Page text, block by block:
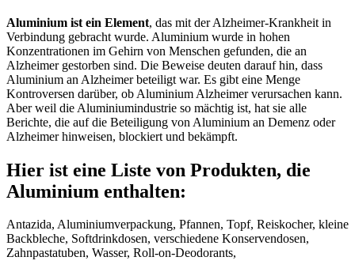
Aluminium ist ein Element, das mit der Alzheimer-Krankheit in
Verbindung gebracht wurde. Aluminium wurde in hohen
Konzentrationen im Gehirn von Menschen gefunden, die an
Alzheimer gestorben sind. Die Beweise deuten darauf hin, dass
Aluminium an Alzheimer beteiligt war. Es gibt eine Menge
Kontroversen darüber, ob Aluminium Alzheimer verursachen kann.
Aber weil die Aluminiumindustrie so mächtig ist, hat sie alle
Berichte, die auf die Beteiligung von Aluminium an Demenz oder
Alzheimer hinweisen, blockiert und bekämpft.
Hier ist eine Liste von Produkten, die
Aluminium enthalten:
Antazida, Aluminiumverpackung, Pfannen, Topf, Reiskocher, kleine
Backbleche, Softdrinkdosen, verschiedene Konservendosen,
Zahnpastatuben, Wasser, Roll-on-Deodorants,